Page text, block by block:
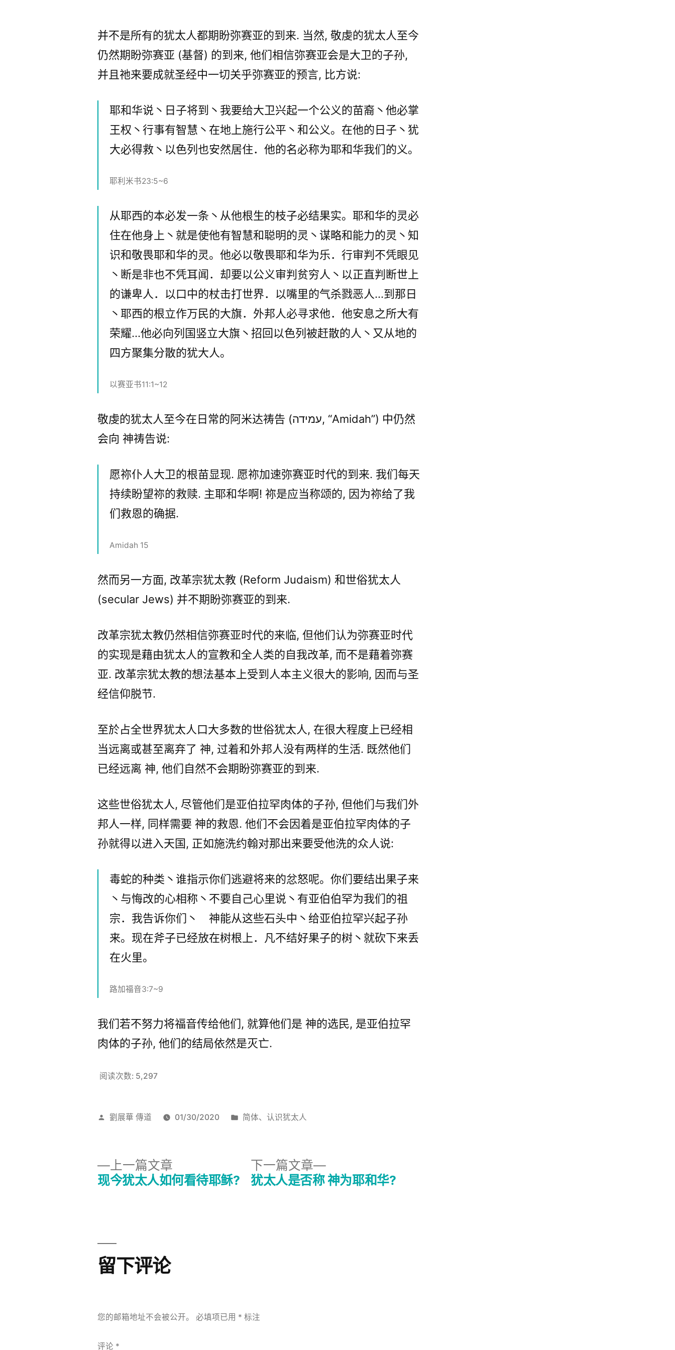
人
否
期
弥
赛
亚
的
并不是所有的犹太人都期盼弥赛亚的到来. 当然, 敬虔的犹太人至今
仍然期盼弥赛亚 (基督) 的到来, 他们相信弥赛亚会是大卫的子孙,
并且祂来要成就圣经中一切关乎弥赛亚的预言, 比方说:
耶和华说丶日子将到丶我要给大卫兴起一个公义的苗裔丶他必掌
王权丶行事有智慧丶在地上施行公平丶和公义。在他的日子丶犹
大必得救丶以色列也安然居住．他的名必称为耶和华我们的义。
耶利米书23:5~6
从耶西的本必发一条丶从他根生的枝子必结果实。耶和华的灵必
住在他身上丶就是使他有智慧和聪明的灵丶谋略和能力的灵丶知
识和敬畏耶和华的灵。他必以敬畏耶和华为乐．行审判不凭眼见
丶断是非也不凭耳闻．却要以公义审判贫穷人丶以正直判断世上
的谦卑人．以口中的杖击打世界．以嘴里的气杀戮恶人…到那日
丶耶西的根立作万民的大旗．外邦人必寻求他．他安息之所大有
荣耀…他必向列国竖立大旗丶招回以色列被赶散的人丶又从地的
四方聚集分散的犹大人。
以赛亚书11:1~12
敬虔的犹太人至今在日常的阿米达祷告 (עמידה, “Amidah”) 中仍然
会向 神祷告说:
愿祢仆人大卫的根苗显现. 愿祢加速弥赛亚时代的到来. 我们每天
持续盼望祢的救赎. 主耶和华啊! 祢是应当称颂的, 因为祢给了我
们救恩的确据.
Amidah 15
然而另一方面, 改革宗犹太教 (Reform Judaism) 和世俗犹太人
(secular Jews) 并不期盼弥赛亚的到来.
改革宗犹太教仍然相信弥赛亚时代的来临, 但他们认为弥赛亚时代
的实现是藉由犹太人的宣教和全人类的自我改革, 而不是藉着弥赛
亚. 改革宗犹太教的想法基本上受到人本主义很大的影响, 因而与圣
经信仰脱节.
至於占全世界犹太人口大多数的世俗犹太人, 在很大程度上已经相
当远离或甚至离弃了 神, 过着和外邦人没有两样的生活. 既然他们
已经远离 神, 他们自然不会期盼弥赛亚的到来.
这些世俗犹太人, 尽管他们是亚伯拉罕肉体的子孙, 但他们与我们外
邦人一样, 同样需要 神的救恩. 他们不会因着是亚伯拉罕肉体的子
孙就得以进入天国, 正如施洗约翰对那出来要受他洗的众人说:
毒蛇的种类丶谁指示你们逃避将来的忿怒呢。你们要结出果子来
丶与悔改的心相称丶不要自己心里说丶有亚伯伯罕为我们的祖
宗．我告诉你们丶 神能从这些石头中丶给亚伯拉罕兴起子孙
来。现在斧子已经放在树根上．凡不结好果子的树丶就砍下来丢
在火里。
路加福音3:7~9
我们若不努力将福音传给他们, 就算他们是 神的选民, 是亚伯拉罕
肉体的子孙, 他们的结局依然是灭亡.
阅读次数: 5,297
发
劉展華 傳道 01/30/2020
发
简体、 认识犹太人
上一篇文章
一
现今犹太人如何看待耶稣?
下一篇文章
下
一
犹太人是否称 神为耶和华?
留下评论
您的邮箱地址不会被公开。 必填项已用 * 标注
评论 *